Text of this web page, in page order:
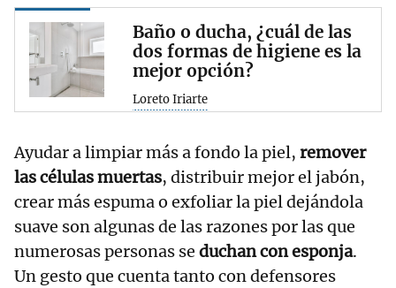
Baño o ducha, ¿cuál de las
dos formas de higiene es la
mejor opción?
Loreto Iriarte
Ayudar a limpiar más a fondo la piel, remover
las células muertas, distribuir mejor el jabón,
crear más espuma o exfoliar la piel dejándola
suave son algunas de las razones por las que
numerosas personas se duchan con esponja.
Un gesto que cuenta tanto con defensores